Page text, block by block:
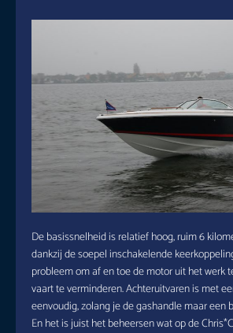
De basissnelheid is relatief hoog, ruim 6
dankzij de soepel inschakelende
probleem om af en toe de motor uit het werk
vaart te verminderen. Achteruitvaren is met
eenvoudig, zolang je de gashandle maar een
En het is juist het beheersen wat op de